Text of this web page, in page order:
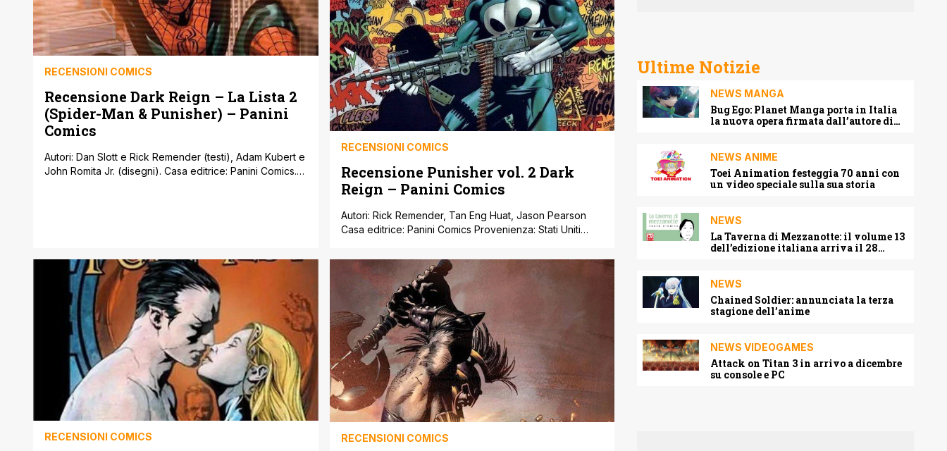
RECENSIONI COMICS
Recensione Dark Reign – La Lista 2
(Spider-Man & Punisher) – Panini
Comics
Autori: Dan Slott e Rick Remender (testi), Adam Kubert e
John Romita Jr. (disegni). Casa editrice: Panini Comics.
RECENSIONI COMICS
Recensione Punisher vol. 2 Dark
Reign – Panini Comics
Autori: Rick Remender, Tan Eng Huat, Jason Pearson
Casa editrice: Panini Comics Provenienza: Stati Uniti
vera e propria “macchina da guerra”. La sua unica
ragione di vita è la morte di quanti più criminali possibili
e il suo cuore sembra ormai incapace di provare [']
RECENSIONI COMICS RECENSIONI COMICS
Ultime Notizie
NEWS MANGA
Bug Ego: Planet Manga porta in Italia
la nuova opera firmata dall’autore di
NEWS ANIME
Toei Animation festeggia 70 anni con
un video speciale sulla sua storia
NEWS
La Taverna di Mezzanotte: il volume 13
dell’edizione italiana arriva il 28
NEWS
Chained Soldier: annunciata la terza
stagione dell’anime
NEWS VIDEOGAMES
Attack on Titan 3 in arrivo a dicembre
su console e PC